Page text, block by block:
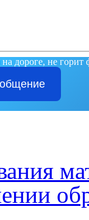
дороге, не горит